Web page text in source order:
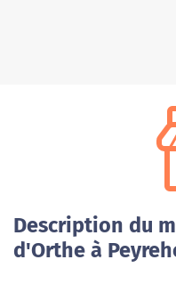
Description du
d'Orthe à